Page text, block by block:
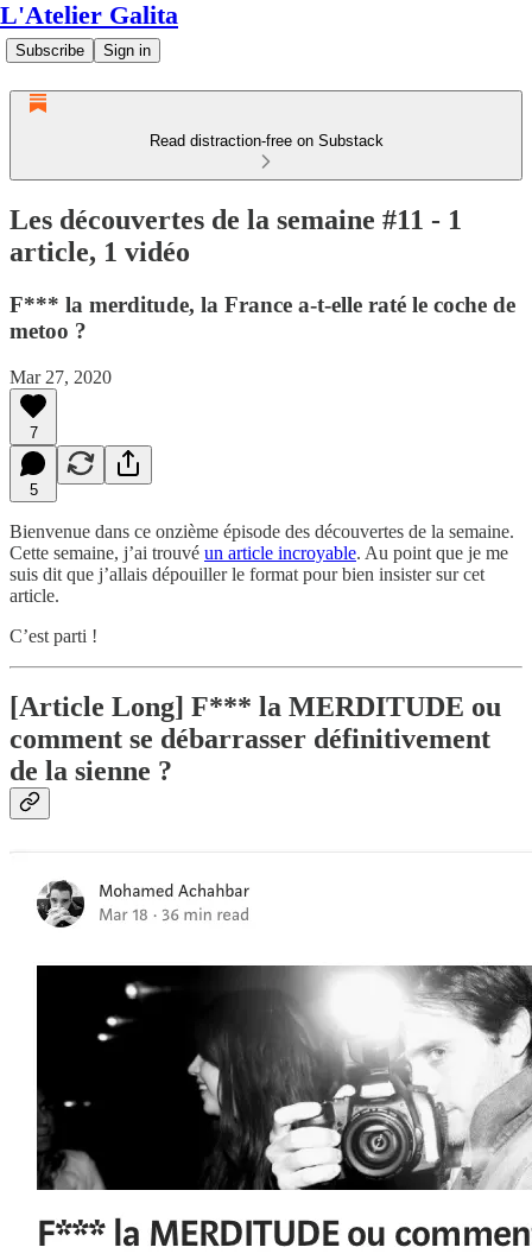
L'Atelier Galita
Subscribe Sign in
Read distraction-free on Substack
Les découvertes de la semaine #11 - 1
article, 1 vidéo
F*** la merditude, la France a-t-elle raté le coche de
metoo ?
Mar 27, 2020
7
5
Bienvenue dans ce onzième épisode des découvertes de la semaine.
Cette semaine, j’ai trouvé un article incroyable. Au point que je me
suis dit que j’allais dépouiller le format pour bien insister sur cet
article.
C’est parti !
[Article Long] F*** la MERDITUDE ou
comment se débarrasser définitivement
de la sienne ?